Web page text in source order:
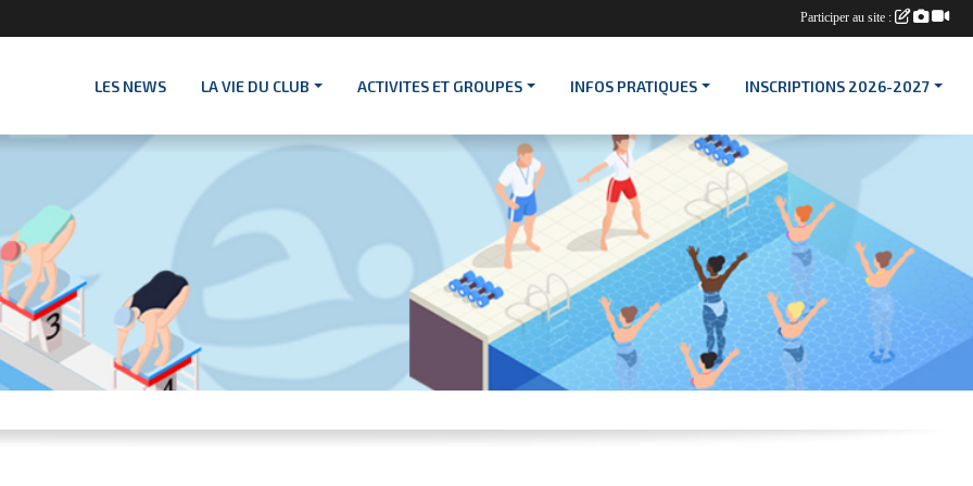
LES NEWS LA VIE DU CLUB ACTIVITES ET GROUPES INFOS PRATIQUES INSCRIPTIONS 2026-2027
Participer au site :